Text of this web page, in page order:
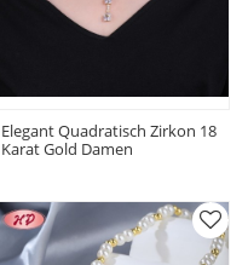
Elegant Quadratisch Zirkon 18
Karat Gold Damen
Messing Multi-Color OhrRing
And Halskette